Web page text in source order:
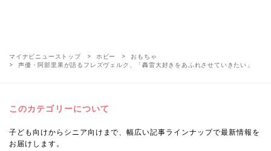
マイナビニューストップ ホビー
おもちゃ
声優・阿部里果が語るフレズヴェルク、「轟雷大好きをあふれさせていきたい」
このカテゴリーについて
子ども向けからシニア向けまで、幅広い記事ラインナップで最新情報を
お届けします。